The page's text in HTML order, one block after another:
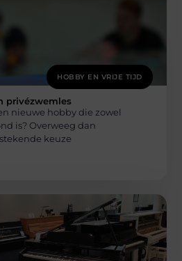
HOBBY EN VRIJE TIJD
privézwemles
nieuwe hobby die zowel
is? Overweeg dan
keuze